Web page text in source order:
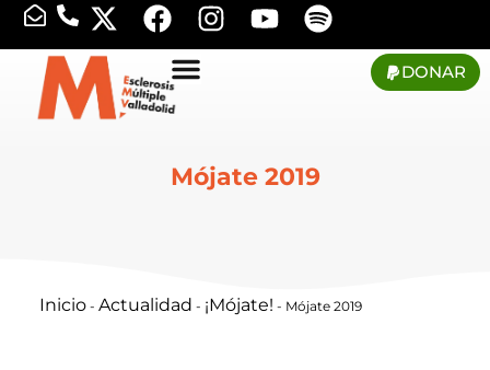
DONAR
Mójate 2019
Inicio- Actualidad - ¡Mójate! - Mójate 2019